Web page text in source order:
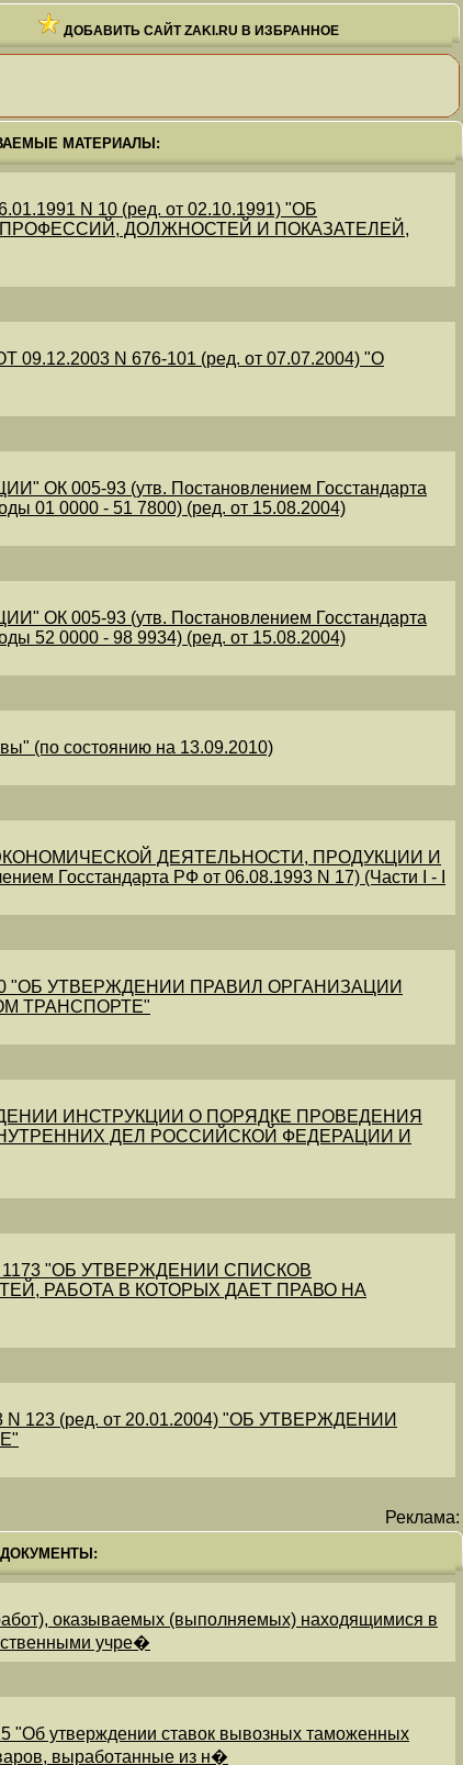
ДОБАВИТЬ САЙТ ZAKI.RU В ИЗБРАННОЕ
МАТЕРИАЛЫ:
N 10 (ред. от 02.10.1991) "ОБ
ДОЛЖНОСТЕЙ И ПОКАЗАТЕЛЕЙ,
N 676-101 (ред. от 07.07.2004) "О
005-93 (утв. Постановлением Госстандарта
01 0000 - 51 7800) (ред. от 15.08.2004)
005-93 (утв. Постановлением Госстандарта
52 0000 - 98 9934) (ред. от 15.08.2004)
(по состоянию на 13.09.2010)
ДЕЯТЕЛЬНОСТИ, ПРОДУКЦИИ И
Госстандарта РФ от 06.08.1993 N 17) (Части I - I
"ОБ УТВЕРЖДЕНИИ ПРАВИЛ ОРГАНИЗАЦИИ
ТРАНСПОРТЕ"
ИНСТРУКЦИИ О ПОРЯДКЕ ПРОВЕДЕНИЯ
ДЕЛ РОССИЙСКОЙ ФЕДЕРАЦИИ И
1173 "ОБ УТВЕРЖДЕНИИ СПИСКОВ
РАБОТА В КОТОРЫХ ДАЕТ ПРАВО НА
123 (ред. от 20.01.2004) "ОБ УТВЕРЖДЕНИИ
Реклама:
оказываемых (выполняемых) находящимися в
учре�
"Об утверждении ставок вывозных таможенных
выработанные из н�